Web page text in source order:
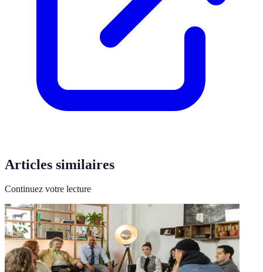
Articles similaires
Continuez votre lecture